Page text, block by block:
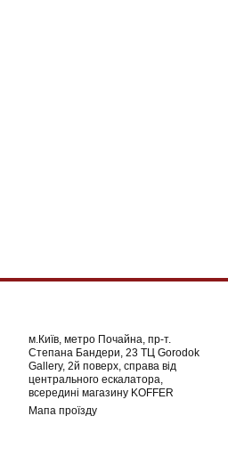
м.Київ, метро Почайна, пр-т.
Степана Бандери, 23 ТЦ Gorodok
Gallery, 2й поверх, справа від
центрального ескалатора,
всередині магазину KOFFER
Мапа проїзду